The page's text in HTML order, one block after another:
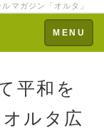
ジン「オルタ」
Toggle
navigation
MENU
平和を
ルタ広